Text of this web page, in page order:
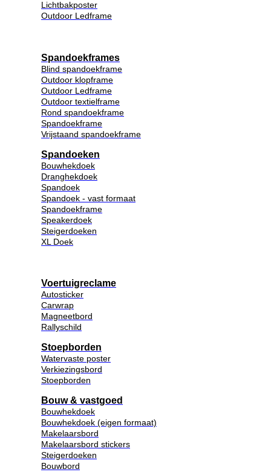
Lichtbakposter
Outdoor Ledframe
Spandoekframes
Blind spandoekframe
Outdoor klopframe
Outdoor Ledframe
Outdoor textielframe
Rond spandoekframe
Spandoekframe
Vrijstaand spandoekframe
Spandoeken
Bouwhekdoek
Dranghekdoek
Spandoek
Spandoek - vast formaat
Spandoekframe
Speakerdoek
Steigerdoeken
XL Doek
Voertuigreclame
Autosticker
Carwrap
Magneetbord
Rallyschild
Stoepborden
Watervaste poster
Verkiezingsbord
Stoepborden
Bouw & vastgoed
Bouwhekdoek
Bouwhekdoek (eigen formaat)
Makelaarsbord
Makelaarsbord stickers
Steigerdoeken
Bouwbord